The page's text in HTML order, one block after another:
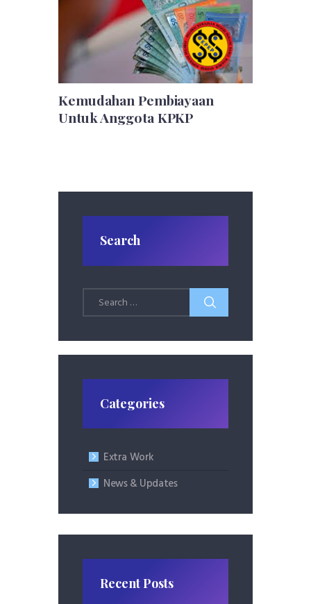
Kemudahan Pembiayaan
Untuk Anggota KPKP
Search
Search
Categories
Extra Work
News & Updates
Recent Posts